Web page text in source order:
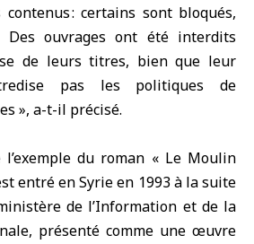
: certains sont bloqués,
Des ouvrages ont été interdits
de leurs titres, bien que leur
pas les politiques de
», a-t-il précisé.
du roman « Le Moulin
entré en Syrie en 1993 à la suite
de l’Information et de la
présenté comme une œuvre